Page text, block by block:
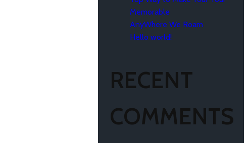
Memorable
AnyWhere We Roam
Hello world!
RECENT
COMMENTS